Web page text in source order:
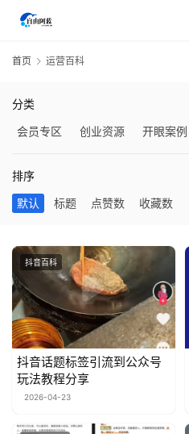
首
页
行
业
快
首页 运营百科
分类
会员专区
创业资源 开眼案例
排序
默认
标题 点赞数 收藏数
抖音百科
抖音话题标签引流到公众号
玩法教程分享
2026-04-23